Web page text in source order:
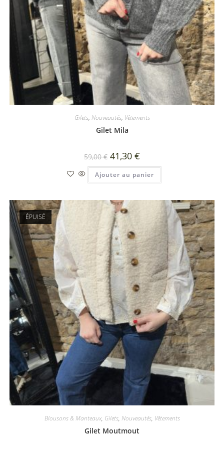
Gilets, Nouveautés, Vêtements
Gilet Mila
59,00€ 41,30 €
Ajouter au panier
ÉPUISÉ
Blousons & Manteaux, Gilets, Nouveautés, Vêtements
Gilet Moutmout